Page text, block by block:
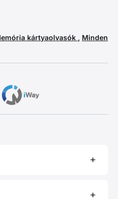
kártyaolvasók , Minden